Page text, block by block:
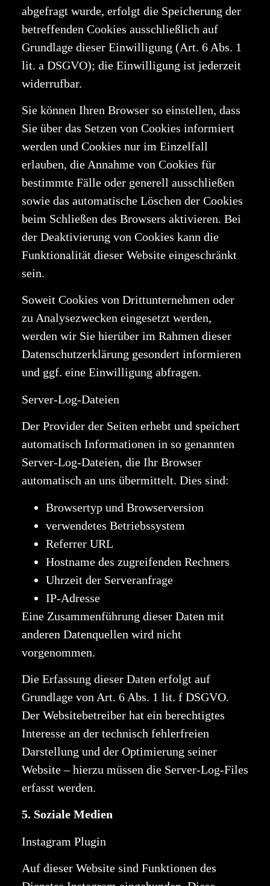
abgefragt wurde, erfolgt die Speicherung der
betreffenden Cookies ausschließlich auf
Grundlage dieser Einwilligung (Art. 6 Abs. 1
lit. a DSGVO); die Einwilligung ist jederzeit
widerrufbar.
Sie können Ihren Browser so einstellen, dass
Sie über das Setzen von Cookies informiert
werden und Cookies nur im Einzelfall
erlauben, die Annahme von Cookies für
bestimmte Fälle oder generell ausschließen
sowie das automatische Löschen der Cookies
beim Schließen des Browsers aktivieren. Bei
der Deaktivierung von Cookies kann die
Funktionalität dieser Website eingeschränkt
sein.
Soweit Cookies von Drittunternehmen oder
zu Analysezwecken eingesetzt werden,
werden wir Sie hierüber im Rahmen dieser
Datenschutzerklärung gesondert informieren
und ggf. eine Einwilligung abfragen.
Server-Log-Dateien
Der Provider der Seiten erhebt und speichert
automatisch Informationen in so genannten
Server-Log-Dateien, die Ihr Browser
automatisch an uns übermittelt. Dies sind:
Browsertyp und Browserversion
verwendetes Betriebssystem
Referrer URL
Hostname des zugreifenden Rechners
Uhrzeit der Serveranfrage
IP-Adresse
Eine Zusammenführung dieser Daten mit
anderen Datenquellen wird nicht
vorgenommen.
Die Erfassung dieser Daten erfolgt auf
Grundlage von Art. 6 Abs. 1 lit. f DSGVO.
Der Websitebetreiber hat ein berechtigtes
Interesse an der technisch fehlerfreien
Darstellung und der Optimierung seiner
Website – hierzu müssen die Server-Log-Files
erfasst werden.
5. Soziale Medien
Instagram Plugin
Auf dieser Website sind Funktionen des